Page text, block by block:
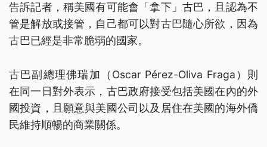
告訴記者，稱美國有可能會「拿下」古巴，且認為不
管是解放或接管，自己都可以對古巴隨心所欲，因為
古巴已經是非常脆弱的國家。
古巴副總理佛瑞加（Oscar Pérez-Oliva Fraga）則
在同一日對外表示，古巴政府接受包括美國在內的外
國投資，且願意與美國公司以及居住在美國的海外僑
民維持順暢的商業關係。